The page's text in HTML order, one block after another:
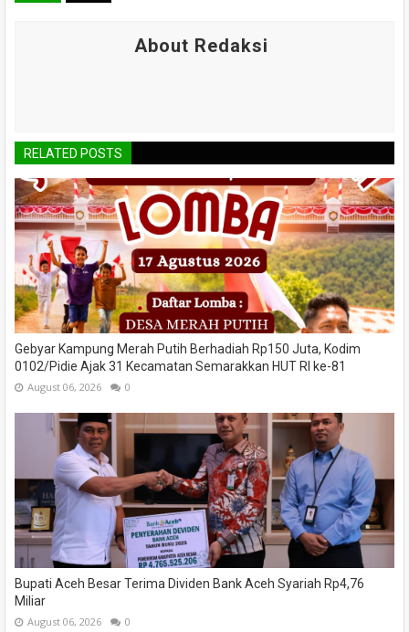
About Redaksi
RELATED POSTS
Gebyar Kampung Merah Putih Berhadiah Rp150 Juta, Kodim
0102/Pidie Ajak 31 Kecamatan Semarakkan HUT RI ke-81
August 06, 2026 0
Bupati Aceh Besar Terima Dividen Bank Aceh Syariah Rp4,76
Miliar
August 06, 2026 0